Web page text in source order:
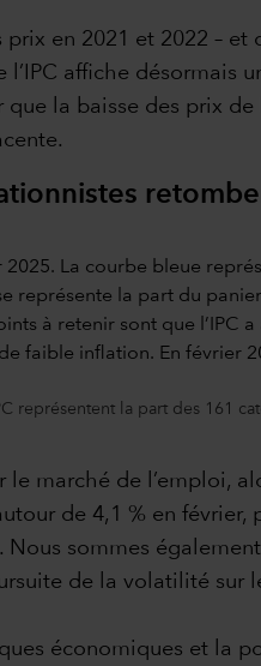
en 2021 et 2022 – et
affiche désormais
la baisse des prix
représentent la part des 161
marché de l’emploi,
de 4,1 % en février,
sommes
de la volatilité sur
économiques et la